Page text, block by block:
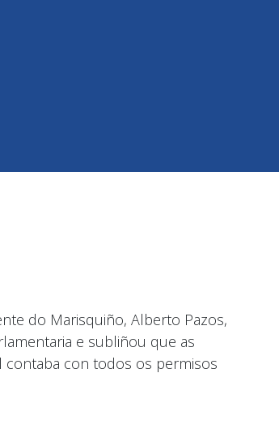
do Marisquiño, Alberto Pazos,
e subliñou que as
contaba con todos os permisos